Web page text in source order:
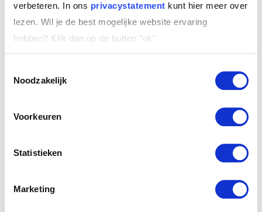
verbeteren. In ons privacystatement kunt hier meer over
lezen. Wil je de best mogelijke website ervaring
hebben? Klik dan op de button "ok''
Noodzakelijk
Voorkeuren
Statistieken
Marketing